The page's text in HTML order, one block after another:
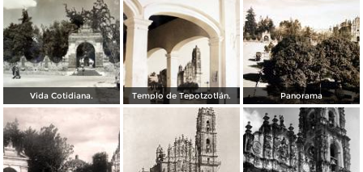
Vida Cotidiana. Templo de Tepotzotlán. Panorama